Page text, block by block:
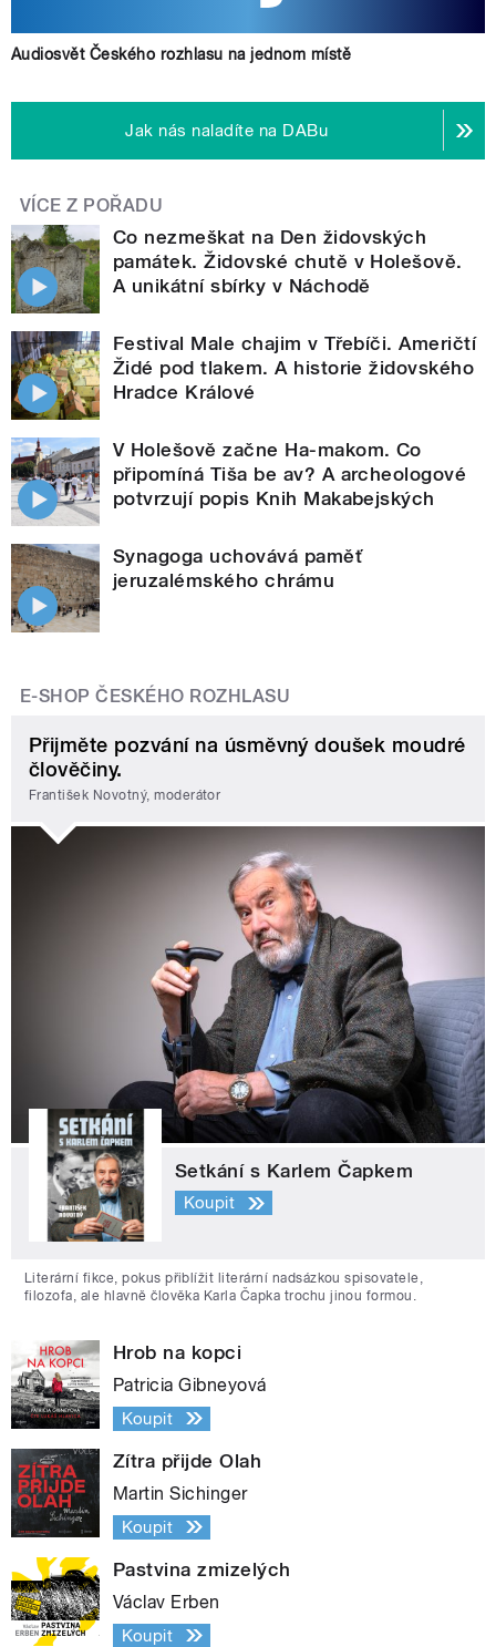
Audiosvět Českého rozhlasu na jednom místě
Jak nás naladíte na DABu
VÍCE Z POŘADU
Co nezmeškat na Den židovských
památek. Židovské chutě v Holešově.
A unikátní sbírky v Náchodě
Festival Male chajim v Třebíči. Američtí
Židé pod tlakem. A historie židovského
Hradce Králové
V Holešově začne Ha-makom. Co
připomíná Tiša be av? A archeologové
potvrzují popis Knih Makabejských
Synagoga uchovává paměť
jeruzalémského chrámu
E-SHOP ČESKÉHO ROZHLASU
Přijměte pozvání na úsměvný doušek moudré
člověčiny.
František Novotný, moderátor
Setkání s Karlem Čapkem
Koupit
Literární fikce, pokus přiblížit literární nadsázkou spisovatele,
filozofa, ale hlavně člověka Karla Čapka trochu jinou formou.
Hrob na kopci
Patricia Gibneyová
Koupit
Zítra přijde Olah
Martin Sichinger
Koupit
Pastvina zmizelých
Václav Erben
Koupit